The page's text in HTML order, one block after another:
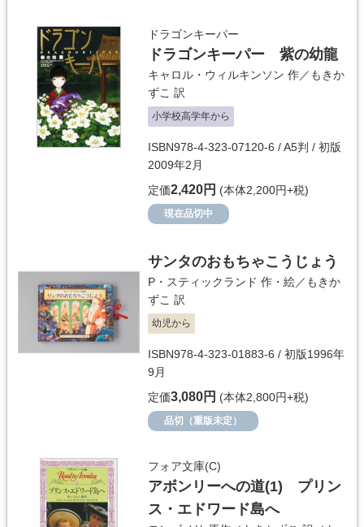
ドラゴンキーパー
ドラゴンキーパー 紫の幼龍
キャロル・ウィルキンソン 作／ もきか
ずこ 訳
小学校高学年から
ISBN978-4-323-07120-6 / A5判 / 初版
2009年2月
定価2,420円 (本体2,200円+税)
現在品切中
サンタのおもちゃこうじょう
P・スティックランド 作・絵／ もきか
ずこ 訳
幼児から
ISBN978-4-323-01883-6 / 初版1996年
9月
定価3,080円 (本体2,800円+税)
品切（重版未定）
フォア文庫(C)
アボンリーへの道(1) プリン
ス・エドワード島へ